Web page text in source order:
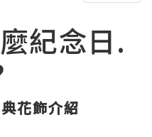
紀念日.
花飾介紹